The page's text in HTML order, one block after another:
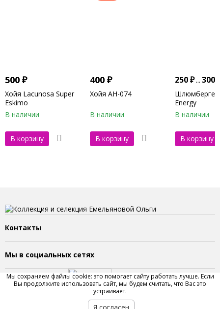
500 ₽
Хойя Lacunosa Super
Eskimo
В наличии
В корзину
400 ₽
Хойя AH-074
В наличии
В корзину
250₽...300
Energy
В наличии
В корзину
Контакты
Мы в социальных сетях
Мы сохраняем файлы cookie: это помогает сайту работать лучше. Если
Вы продолжите использовать сайт, мы будем считать, что Вас это
устраивает.